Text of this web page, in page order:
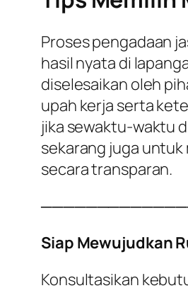
Proses pengadaan
hasil nyata di
diselesaikan oleh
upah kerja serta
jika sewaktu-waktu
sekarang juga
secara transparan.
Siap Mewujudkan
Konsultasikan